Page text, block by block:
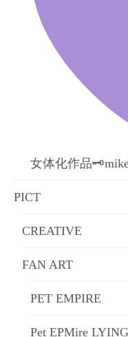
女体化作品
PICT
CREATIVE
FAN ART
PET EMPIRE
Pet EPMire LYING